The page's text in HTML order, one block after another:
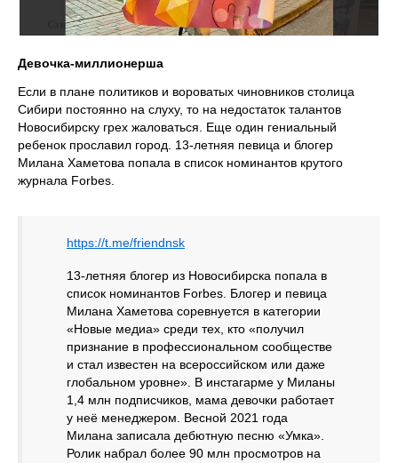
Девочка-миллионерша
Если в плане политиков и вороватых чиновников столица
Сибири постоянно на слуху, то на недостаток талантов
Новосибирску грех жаловаться. Еще один гениальный
ребенок прославил город. 13-летняя певица и блогер
Милана Хаметова попала в список номинантов крутого
журнала Forbes.
https://t.me/friendnsk
13-летняя блогер из Новосибирска попала в
список номинантов Forbes. Блогер и певица
Милана Хаметова соревнуется в категории
«Новые медиа» среди тех, кто «получил
признание в профессиональном сообществе
и стал известен на всероссийском или даже
глобальном уровне». В инстагарме у Миланы
1,4 млн подписчиков, мама девочки работает
у неё менеджером. Весной 2021 года
Милана записала дебютную песню «Умка».
Ролик набрал более 90 млн просмотров на